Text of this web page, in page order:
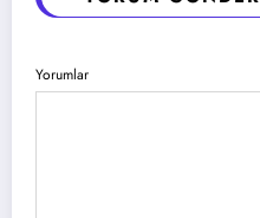
Yorumlar